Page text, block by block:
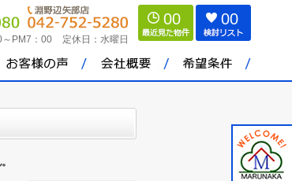
PM7：00 定休日： 水曜日
00 00